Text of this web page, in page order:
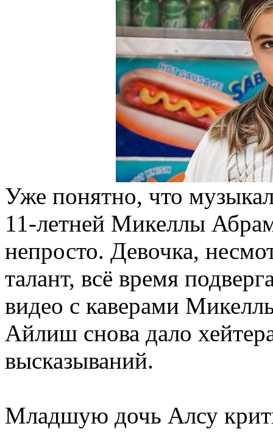
Уже понятно, что
11-летней Микеллы
непросто. Девочка,
талант, всё время
видео с каверами
Айлиш снова дало
высказываний.
Младшую дочь Алсу